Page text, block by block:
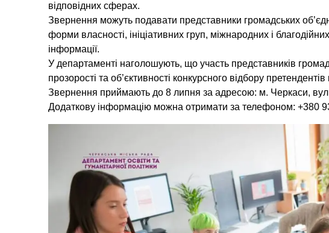
відповідних сферах.
Звернення можуть подавати представники громадських
форми власності, ініціативних груп, міжнародних і
інформації.
У департаменті наголошують, що участь представників
прозорості та об’єктивності конкурсного відбору
Звернення приймають до 8 липня за адресою: м. Черкаси, вул.
Додаткову інформацію можна отримати за телефоном: +380